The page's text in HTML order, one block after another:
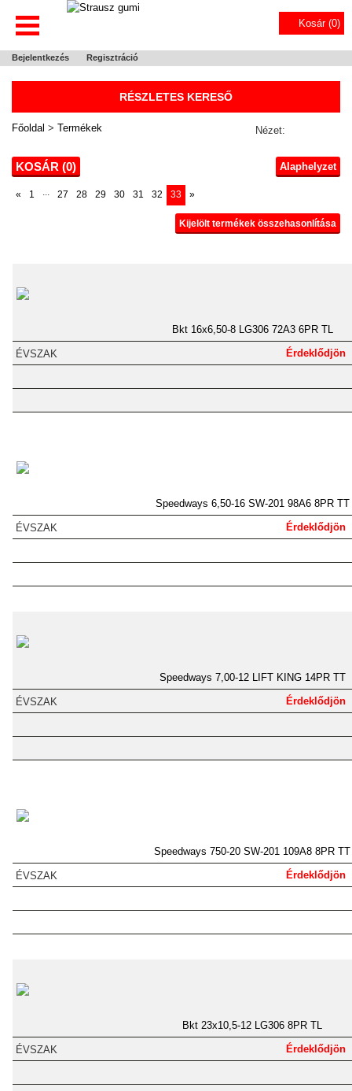
Kosár (0)
Bejelentkezés Regisztráció
RÉSZLETES KERESŐ
Főoldal > Termékek Nézet:
KOSÁR (0) Alaphelyzet
« 1 ... 27 28 29 30 31 32 33 »
Kijelölt termékek összehasonlítása
Bkt 16x6,50-8 LG306 72A3 6PR TL
Érdeklődjön
Speedways 6,50-16 SW-201 98A6 8PR TT
Érdeklődjön
Speedways 7,00-12 LIFT KING 14PR TT
Érdeklődjön
Speedways 750-20 SW-201 109A8 8PR TT
Érdeklődjön
Bkt 23x10,5-12 LG306 8PR TL
Érdeklődjön